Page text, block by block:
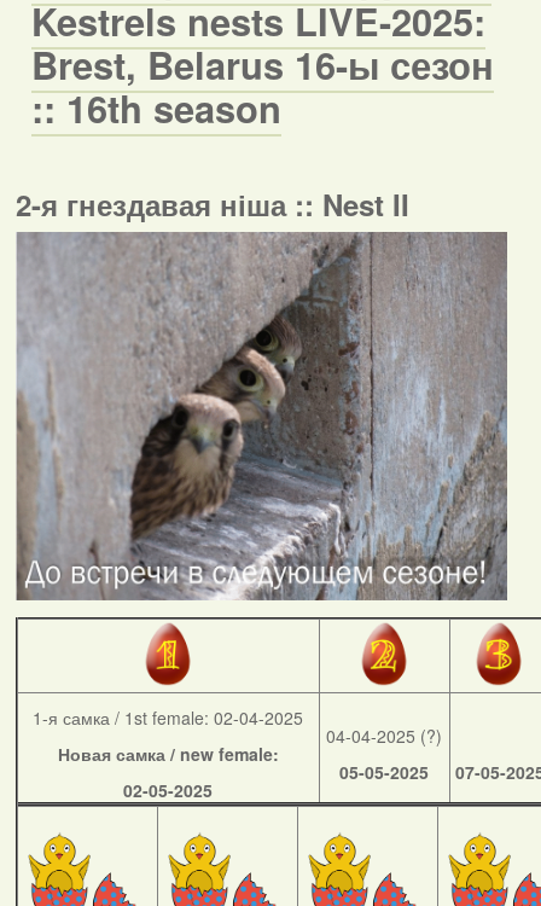
Kestrels nests LIVE-2025:
Brest, Belarus 16-ы сезон
:: 16th season
2-я гнездавая ніша :: Nest II
1-я самка / 1st female: 02-04-2025
Новая самка / new female:
02-05-2025
04-04-2025 (?)
05-05-2025
07-05-